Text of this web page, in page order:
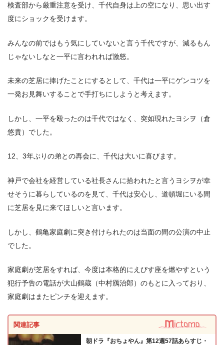
検査部から厳重注意を受け、千代自身は上の空になり、思い出す
度にショックを受けます。
みんなの前ではもう気にしていないと言う千代ですが、減るもん
じゃないしなと一平に言われれば激怒。
未来の芝居に捧げたことにするとして、千代は一平にゲンコツを
一発お見舞いすることで手打ちにしようと考えます。
しかし、一平を殴ったのは千代ではなく、突如現れたヨシヲ（倉
悠貴）でした。
12、3年ぶりの弟との再会に、千代は大いに喜びます。
神戸で会社を経営している社長さんに拾われたと言うヨシヲが幸
せそうに暮らしているのを見て、千代は安心し、道頓堀にいる間
に芝居を見に来てほしいと言います。
しかし、鶴亀家庭劇に突き付けられたのは当面の間の公演の中止
でした。
家庭劇が芝居をすれば、今度は本格的にえびす座を燃やすという
犯行予告の電話が大山鶴蔵（中村鴈治郎）のもとに入っており、
家庭劇はまたピンチを迎えます。
関連記事
朝ドラ『おちょやん』第12週57話あらすじ・